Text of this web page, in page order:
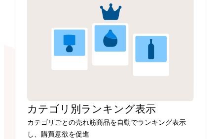
カテゴリ別ランキング表示
カテゴリごとの売れ筋商品を自動でランキング表示
し、購買意欲を促進